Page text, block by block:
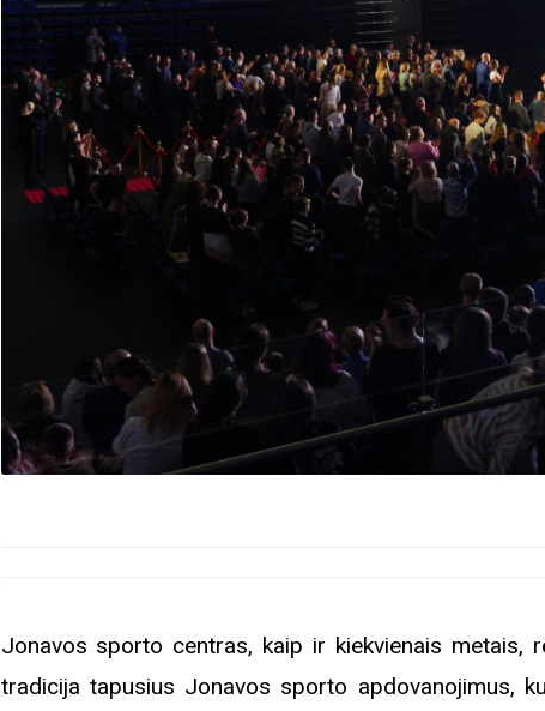
Jonavos sporto centras, kaip ir kiekvienais metais,
tradicija tapusius Jonavos sporto apdovanojimus,